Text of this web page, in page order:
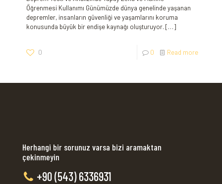
Öğrenmesi Kullanımı Günümüzde dünya genelinde yaşanan
depremler, insanların güvenliği ve yaşamlarını koruma
konusunda büyük bir endişe kaynağı oluşturuyor. […]
0 0 Read more
Herhangi bir sorunuz varsa bizi aramaktan
çekinmeyin
+90 (543) 6336931